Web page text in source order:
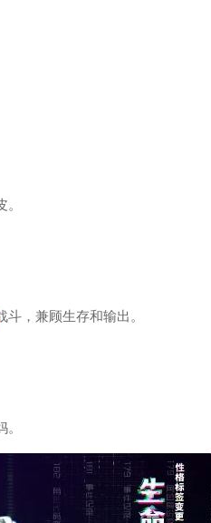
斗，兼顾生存和输出。